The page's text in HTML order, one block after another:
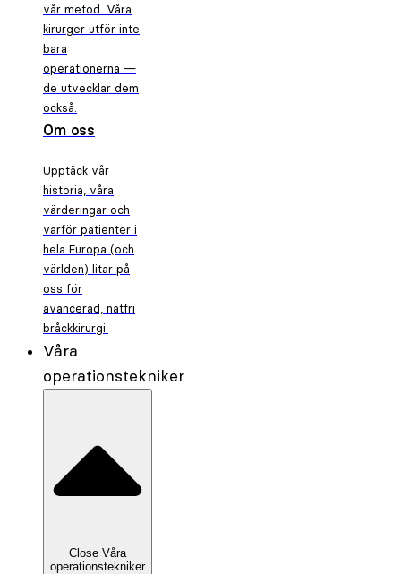
vår metod. Våra
kirurger utför inte
bara
operationerna —
de utvecklar dem
också.
Om oss
Upptäck vår
historia, våra
värderingar och
varför patienter i
hela Europa (och
världen) litar på
oss för
avancerad, nätfri
bråckkirurgi.
Våra
operationstekniker
Close Våra
operationstekniker